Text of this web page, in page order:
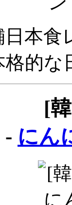
日本
的
[
- にん